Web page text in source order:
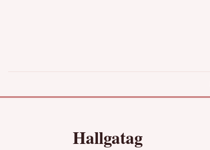
Hallgatag